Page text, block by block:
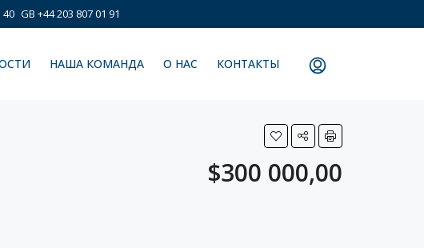
40 GB +44 203 807 01 91
НАША КОМАНДА О НАС КОНТАКТЫ
$300 000,00